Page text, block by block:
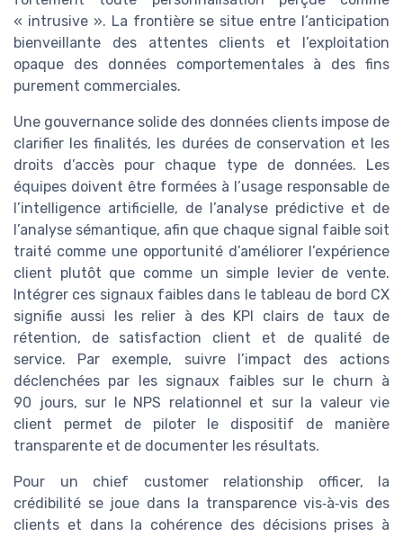
« intrusive ». La frontière se situe entre l’anticipation
bienveillante des attentes clients et l’exploitation
opaque des données comportementales à des fins
purement commerciales.
Une gouvernance solide des données clients impose de
clarifier les finalités, les durées de conservation et les
droits d’accès pour chaque type de données. Les
équipes doivent être formées à l’usage responsable de
l’intelligence artificielle, de l’analyse prédictive et de
l’analyse sémantique, afin que chaque signal faible soit
traité comme une opportunité d’améliorer l’expérience
client plutôt que comme un simple levier de vente.
Intégrer ces signaux faibles dans le tableau de bord CX
signifie aussi les relier à des KPI clairs de taux de
rétention, de satisfaction client et de qualité de
service. Par exemple, suivre l’impact des actions
déclenchées par les signaux faibles sur le churn à
90 jours, sur le NPS relationnel et sur la valeur vie
client permet de piloter le dispositif de manière
transparente et de documenter les résultats.
Pour un chief customer relationship officer, la
crédibilité se joue dans la transparence vis‑à‑vis des
clients et dans la cohérence des décisions prises à